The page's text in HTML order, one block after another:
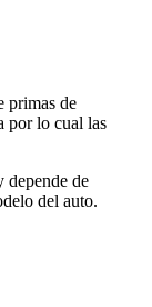
primas de
por lo cual las
depende de
del auto.